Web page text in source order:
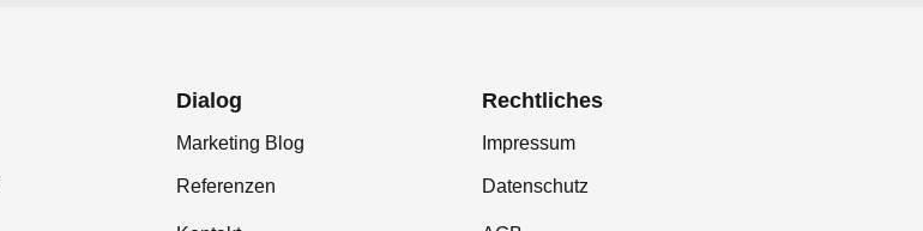
Dialog
Marketing Blog
Referenzen
Rechtliches
Impressum
Datenschutz